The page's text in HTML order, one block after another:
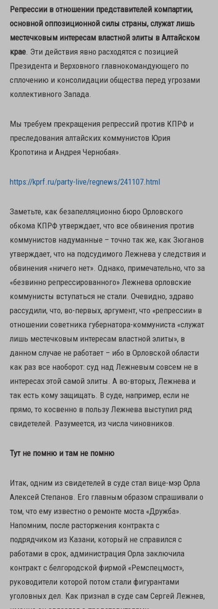
Репрессии в отношении представителей компартии,
основной оппозиционной силы страны, служат лишь
местечковым интересам властной элиты в Алтайском
крае. Эти действия явно расходятся с позицией
Президента и Верховного главнокомандующего по
сплочению и консолидации общества перед угрозами
коллективного Запада.
Мы требуем прекращения репрессий против КПРФ и
преследования алтайских коммунистов Юрия
Кропотина и Андрея Чернобая».
https://kprf.ru/party-live/regnews/241107.html
Заметьте, как безапелляционно бюро Орловского
обкома КПРФ утверждает, что все обвинения против
коммунистов надуманные – точно так же, как Зюганов
утверждает, что на подсудимого Лежнева у следствия и
обвинения «ничего нет». Однако, примечательно, что за
«безвинно репрессированного» Лежнева орловские
коммунисты вступаться не стали. Очевидно, здраво
рассудили, что, во-первых, аргумент, что «репрессии» в
отношении советника губернатора-коммуниста «служат
лишь местечковым интересам властной элиты», в
данном случае не работает – ибо в Орловской области
как раз все наоборот: суд над Лежневым совсем не в
интересах этой самой элиты. А во-вторых, Лежнева и
так есть кому защищать. В суде, например, если не
прямо, то косвенно в пользу Лежнева выступил ряд
свидетелей. Разумеется, из числа чиновников.
Тут не помню и там не помню
Итак, одним из свидетелей в суде стал вице-мэр Орла
Алексей Степанов. Его главным образом спрашивали о
том, что ему известно о ремонте моста «Дружба».
Напомним, после расторжения контракта с
подрядчиком из Казани, который не справился с
работами в срок, администрация Орла заключила
контракт с белгородской фирмой «Ремспецмост»,
руководители которой потом стали фигурантами
уголовных дел. Как признал в суде сам Сергей Лежнев,